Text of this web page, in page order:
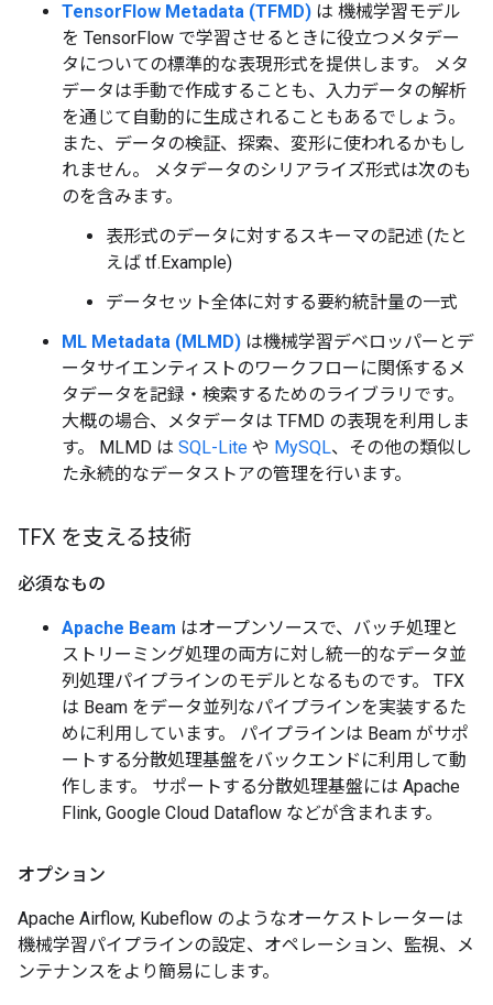
TensorFlow Metadata (TFMD) は 機械学習モデル
を TensorFlow で学習させるときに役立つメタデー
タについての標準的な表現形式を提供します。 メタ
データは手動で作成することも、入力データの解析
を通じて自動的に生成されることもあるでしょう。
また、データの検証、探索、変形に使われるかもし
れません。 メタデータのシリアライズ形式は次のも
のを含みます。
表形式のデータに対するスキーマの記述 (たと
えば tf.Example)
データセット全体に対する要約統計量の一式
ML Metadata (MLMD) は機械学習デベロッパーとデ
ータサイエンティストのワークフローに関係するメ
タデータを記録・検索するためのライブラリです。
大概の場合、メタデータは TFMD の表現を利用しま
す。 MLMD は SQL-Lite や MySQL、その他の類似し
た永続的なデータストアの管理を行います。
TFX を支える技術
必須なもの
Apache Beam はオープンソースで、バッチ処理と
ストリーミング処理の両方に対し統一的なデータ並
列処理パイプラインのモデルとなるものです。 TFX
は Beam をデータ並列なパイプラインを実装するた
めに利用しています。 パイプラインは Beam がサポ
ートする分散処理基盤をバックエンドに利用して動
作します。 サポートする分散処理基盤には Apache
Flink, Google Cloud Dataflow などが含まれます。
オプション
Apache Airflow, Kubeflow のようなオーケストレーターは
機械学習パイプラインの設定、オペレーション、監視、メ
ンテナンスをより簡易にします。